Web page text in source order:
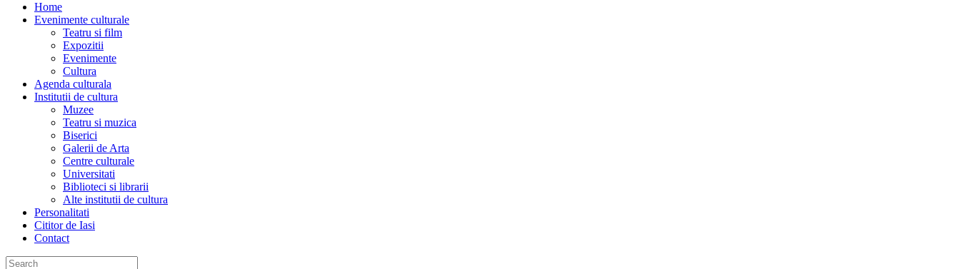
Home
Evenimente culturale
Teatru si film
Expozitii
Evenimente
Cultura
Agenda culturala
Institutii de cultura
Muzee
Teatru si muzica
Biserici
Galerii de Arta
Centre culturale
Universitati
Biblioteci si librarii
Alte institutii de cultura
Personalitati
Cititor de Iasi
Contact